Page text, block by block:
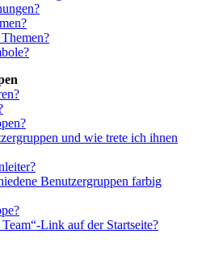
und wie trete ich ihnen
Benutzergruppen farbig
Link auf der Startseite?